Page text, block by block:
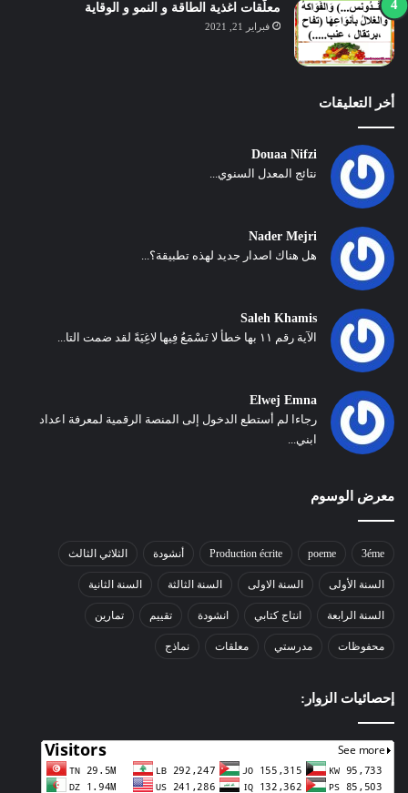
معلّقات اغذية الطاقة و النمو و الوقاية
فبراير 21, 2021
أخر التعليقات
Douaa Nifzi
نتائج المعدل السنوي...
Nader Mejri
هل هناك اصدار جديد لهذه تطبيقة؟...
Saleh Khamis
الآية رقم ١١ بها خطأ لا تَسْمَعُ فِيها لاغِيَةً لقد ضمت التا...
Elwej Emna
رجاءا لم أستطع الدخول إلى المنصة الرقمية لمعرفة اعداد
ابني...
معرض الوسوم
3éme
poeme
Production écrite أنشودة الثلاثي الثالث
السنة الأولى السنة الاولى السنة الثالثة السنة الثانية
السنة الرابعة انتاج كتابي انشودة تقييم تمارين
محفوظات مدرستي معلقات نماذج
إحصائيات الزوار: